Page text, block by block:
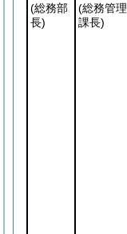
(総務部
長)
(総務管理
課長)